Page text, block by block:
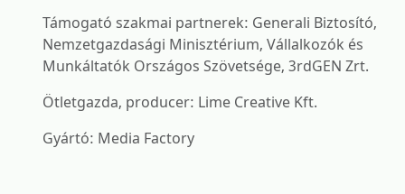
Támogató szakmai partnerek: Generali Biztosító,
Nemzetgazdasági Minisztérium, Vállalkozók és
Munkáltatók Országos Szövetsége, 3rdGEN Zrt.
Ötletgazda, producer: Lime Creative Kft.
Gyártó: Media Factory